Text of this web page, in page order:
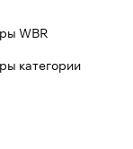
WBR
категории